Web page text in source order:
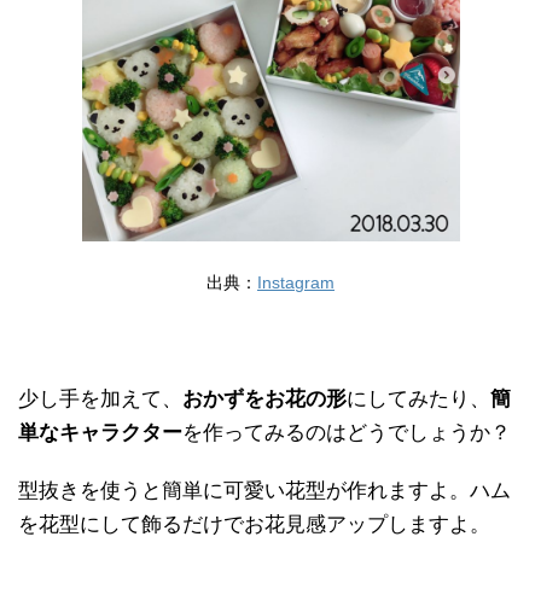
出典： Instagram
少し手を加えて、 おかずをお花の形にしてみたり、 簡
単なキャラクターを作ってみるのはどうでしょうか？
型抜きを使うと簡単に可愛い花型が作れますよ。ハム
を花型にして飾るだけでお花見感アップしますよ。